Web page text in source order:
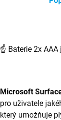
☝ Baterie 2x
Microsoft
pro uživatele
který umožňuje